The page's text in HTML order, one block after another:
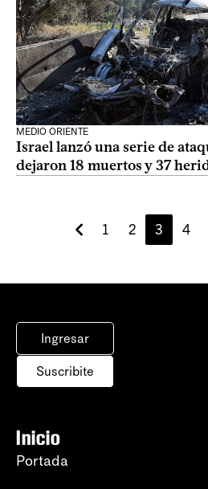
MEDIO ORIENTE
Israel lanzó una serie de
dejaron 18 muertos y 37
1 2 3 4
Ingresar
Suscribite
Inicio
Portada